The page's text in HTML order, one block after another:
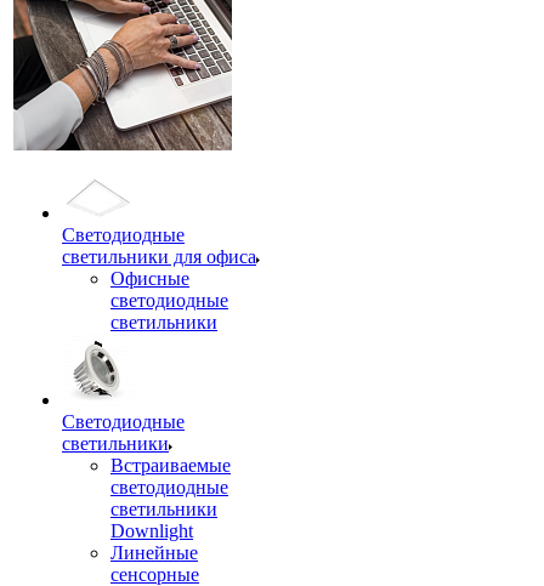
Светодиодные
светильники для офиса
Офисные
светодиодные
светильники
Светодиодные
светильники
Встраиваемые
светодиодные
светильники
Downlight
Линейные
сенсорные